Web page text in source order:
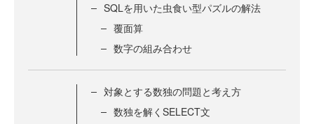
SQLを用いた虫食い型パズルの解法
覆面算
数字の組み合わせ
対象とする数独の問題と考え方
数独を解くSELECT文